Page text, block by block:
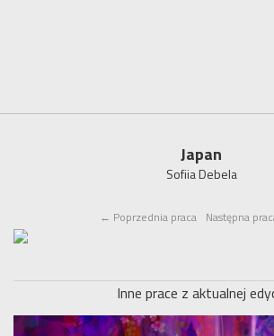
Japan
Sofiia Debela
← Poprzednia praca Następna
Inne prace z aktualnej